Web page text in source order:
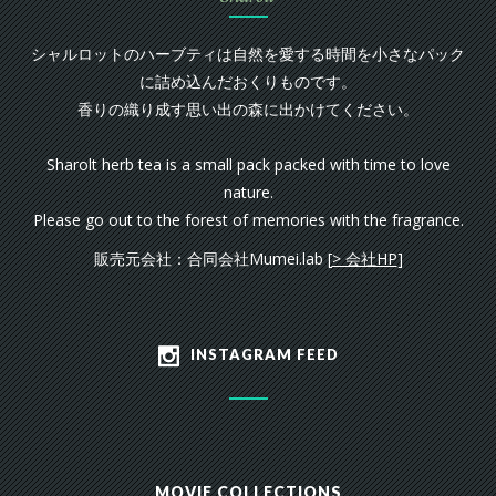
シャルロットのハーブティは自然を愛する時間を小さなパック
に詰め込んだおくりものです。
香りの織り成す思い出の森に出かけてください。
Sharolt herb tea is a small pack packed with time to love
nature.
Please go out to the forest of memories with the fragrance.
販売元会社：合同会社Mumei.lab [> 会社HP]
INSTAGRAM FEED
MOVIE COLLECTIONS